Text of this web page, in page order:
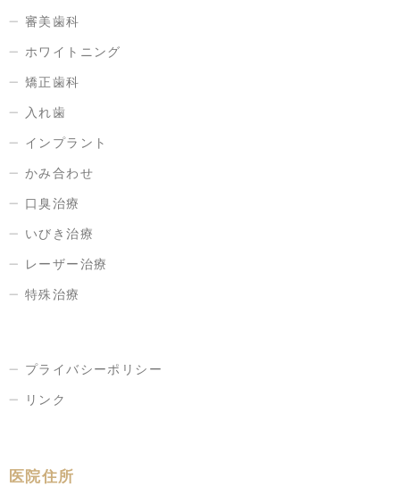
審美歯科
ホワイトニング
矯正歯科
入れ歯
インプラント
かみ合わせ
口臭治療
いびき治療
レーザー治療
特殊治療
プライバシーポリシー
リンク
医院住所